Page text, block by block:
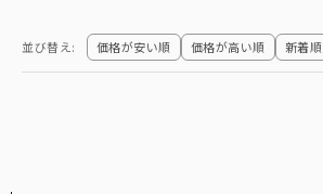
並び替え 価格が安い順 価格が高い順 新着順